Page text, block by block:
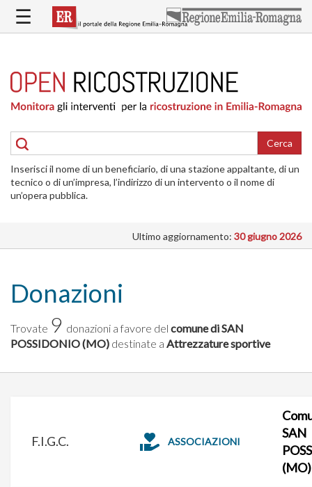
contenuto
RICOSTRUZIONE
PUBBLICA
DELLE
ABITAZIONI
RICOSTRUZIONE
ATTIVITÀ
INTERVENTI
☰
Cerca
Inserisci il nome di un beneficiario, di una stazione appaltante, di un
tecnico o di un’impresa, l’indirizzo di un intervento o il nome di
un’opera pubblica.
Ultimo aggiornamento: 30 giugno 2026
Donazioni
Trovate 9 donazioni a favore del comune di SAN
POSSIDONIO (MO) destinate a Attrezzature sportive
F.I.G.C. ASSOCIAZIONI
SAN
(MO)